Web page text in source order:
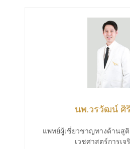
นพ.วรวัฒน์ ศิ
แพทย์ผู้เชี่ยวชาญทางด้านสู
เวชศาสตร์การเ